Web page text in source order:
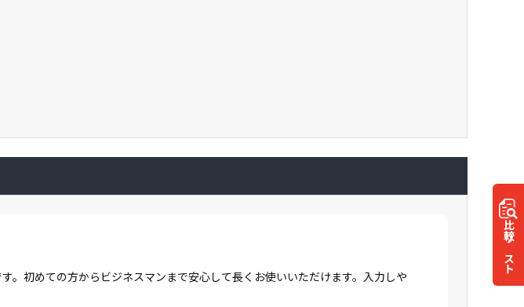
比較
リスト
初めての方からビジネスマンまで安心して長くお使いいただけます。入力しや